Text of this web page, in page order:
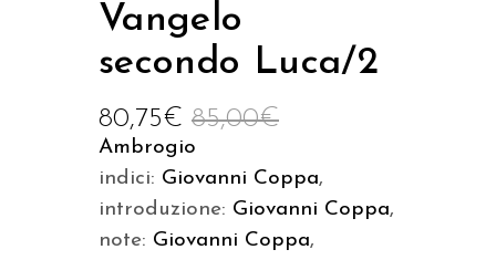
Vangelo
secondo Luca/2
85,00€
80,75€
Ambrogio
indici: Giovanni Coppa,
introduzione: Giovanni Coppa,
note: Giovanni Coppa,